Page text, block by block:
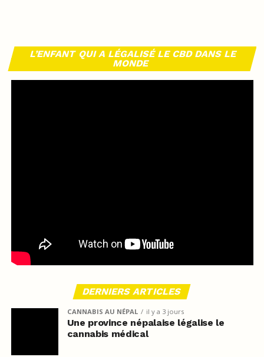
L’ENFANT QUI A LÉGALISÉ LE CBD DANS LE
MONDE
DERNIERS ARTICLES
CANNABIS AU NÉPAL il y a 3 jours
Une province népalaise légalise le
cannabis médical